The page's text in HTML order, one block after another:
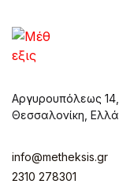
Αργυρουπόλεως
Θεσσαλονίκη,
info@metheksis.gr
2310 278301